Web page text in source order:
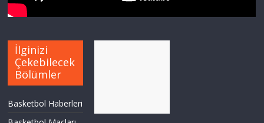
İlginizi
Çekebilecek
Bölümler
Basketbol Haberleri